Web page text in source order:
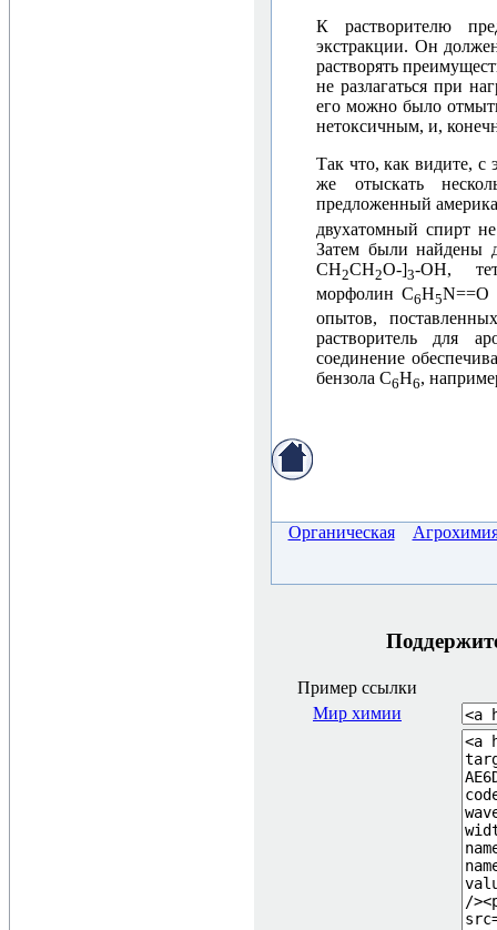
К растворителю
экстракции. Он
растворять
не разлагаться при
его можно было
нетоксичным, и,
Так что, как видите, с
же отыскать
предложенный
двухатомный спирт
Затем были найдены
CH2CH2O-]3-OH,
морфолин C6H5N==O
опытов,
растворитель для
соединение
бензола C6H6,
Органическая
Пример ссылки
Мир химии